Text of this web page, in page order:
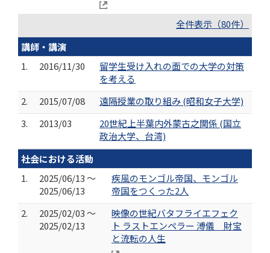
全件表示（80件）
講師・講演
1.
2016/11/30
留学生受け入れの面での大学の対策
を考える
2.
2015/07/08
遠隔授業の取り組み (昭和女子大学)
3.
2013/03
20世紀上半葉内外蒙古之関係 (国立
政治大学、台湾)
社会における活動
1.
2025/06/13 ～
2025/06/13
疾風のモンゴル帝国、モンゴル
帝国をつくった2人
2.
2025/02/03 ～
2025/02/13
映像の世紀バタフライエフェク
ト ラストエンペラー 溥儀 財宝
と流転の人生